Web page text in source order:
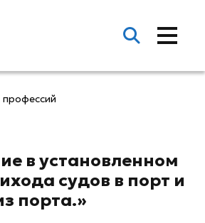
профессий
в установленном
судов в порт и
порта.»